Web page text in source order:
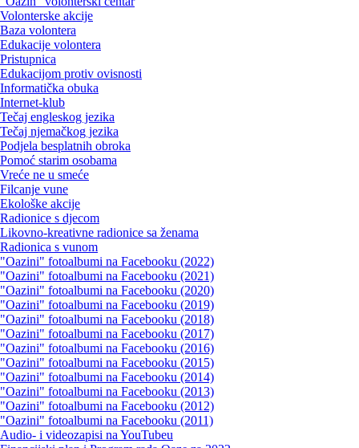
Volonterske akcije
Baza volontera
Edukacije volontera
Pristupnica
Edukacijom protiv ovisnosti
Informatička obuka
Internet-klub
Tečaj engleskog jezika
Tečaj njemačkog jezika
Podjela besplatnih obroka
Pomoć starim osobama
Vreće ne u smeće
Filcanje vune
Ekološke akcije
Radionice s djecom
Likovno-kreativne radionice sa ženama
Radionica s vunom
"Oazini" fotoalbumi na Facebooku (2022)
"Oazini" fotoalbumi na Facebooku (2021)
"Oazini" fotoalbumi na Facebooku (2020)
"Oazini" fotoalbumi na Facebooku (2019)
"Oazini" fotoalbumi na Facebooku (2018)
"Oazini" fotoalbumi na Facebooku (2017)
"Oazini" fotoalbumi na Facebooku (2016)
"Oazini" fotoalbumi na Facebooku (2015)
"Oazini" fotoalbumi na Facebooku (2014)
"Oazini" fotoalbumi na Facebooku (2013)
"Oazini" fotoalbumi na Facebooku (2012)
"Oazini" fotoalbumi na Facebooku (2011)
Audio- i videozapisi na YouTubeu